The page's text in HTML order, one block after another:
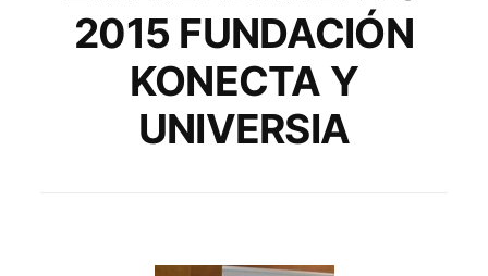
2015 FUNDACIÓN
KONECTA Y
UNIVERSIA